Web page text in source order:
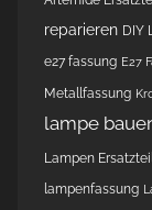
reparieren DIY
e27 fassung E27
Metallfassung
lampe
Lampen
lampenfassung